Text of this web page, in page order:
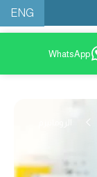
ENG
WhatsApp